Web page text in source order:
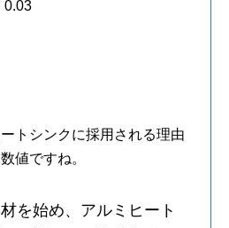
0.03
トシンクに採用される理由
値ですね。
を始め、アルミヒート